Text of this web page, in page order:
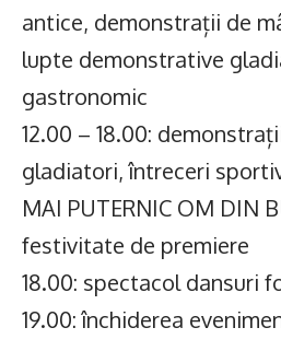
antice, demonstrații de
lupte demonstrative
gastronomic
12.00 – 18.00:
gladiatori, întreceri
MAI PUTERNIC OM DIN
festivitate de premiere
18.00: spectacol dansuri
19.00: închiderea